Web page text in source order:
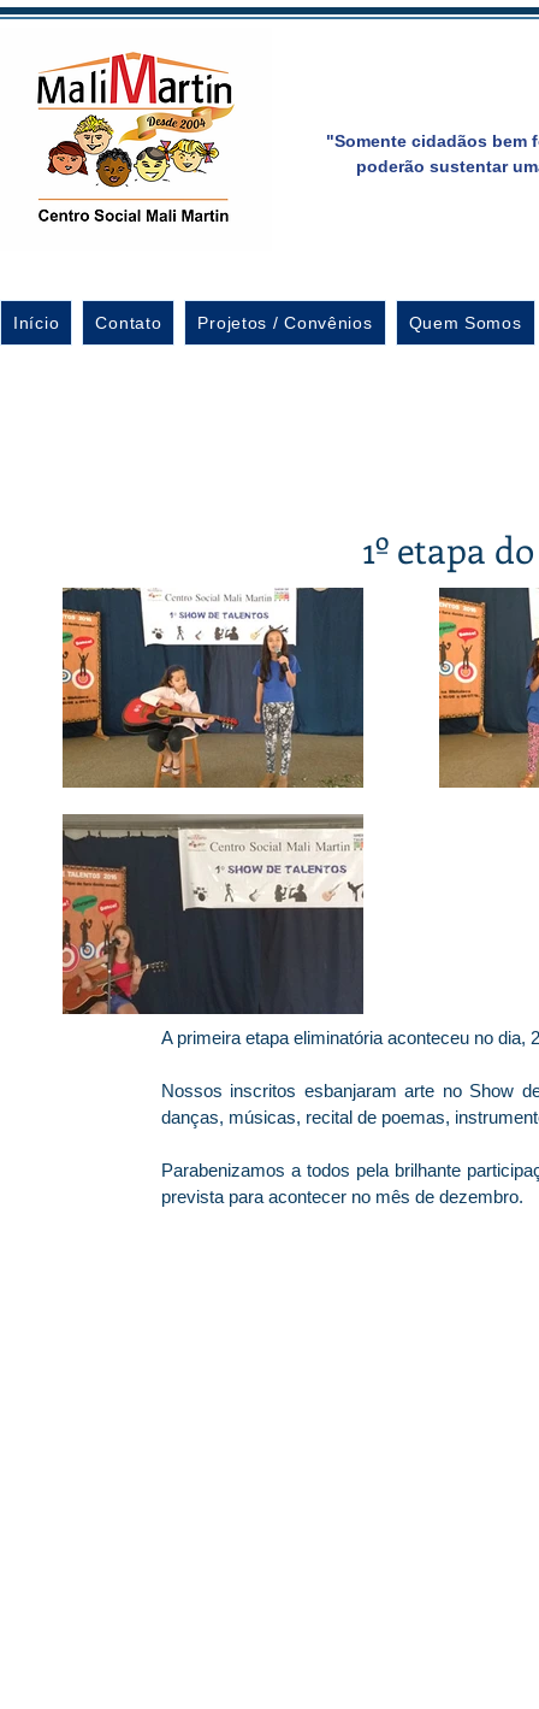
"Somente cidadãos bem
poderão sustentar
Início Contato Projetos / Convênios Quem Somos
A primeira etapa eliminatória aconteceu no dia,
Nossos inscritos esbanjaram arte no Show
danças, músicas, recital de poemas,
Parabenizamos a todos pela brilhante
prevista para acontecer no mês de dezembro.
1º etapa